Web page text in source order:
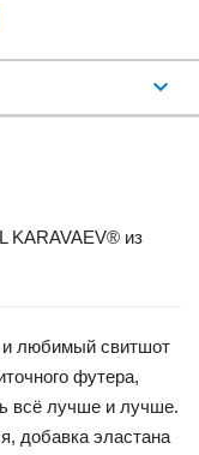
KARAVAEV® из
и любимый свитшот
футера,
всё лучше и лучше.
добавка эластана